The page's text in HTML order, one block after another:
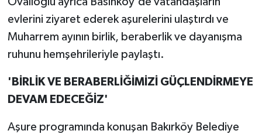
evlerini ziyaret ederek aşurelerini ulaştırdı ve
Muharrem ayının birlik, beraberlik ve dayanışma
ruhunu hemşehrileriyle paylaştı.
'BİRLİK VE BERABERLİĞİMİZİ GÜÇLENDİRMEYE
DEVAM EDECEĞİZ'
Aşure programında konuşan Bakırköy Belediye